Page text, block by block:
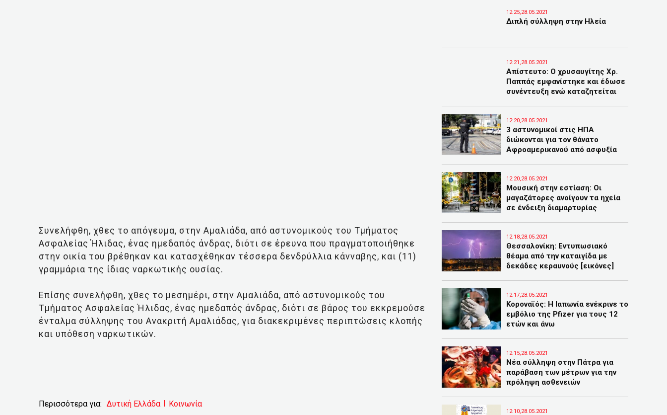
Συνελήφθη, χθες το απόγευμα, στην Αμαλιάδα, από αστυνομικούς του Τμήματος
Ασφαλείας Ήλιδας, ένας ημεδαπός άνδρας, διότι σε έρευνα που πραγματοποιήθηκε
στην οικία του βρέθηκαν και κατασχέθηκαν τέσσερα δενδρύλλια κάνναβης, και (11)
γραμμάρια της ίδιας ναρκωτικής ουσίας.
Επίσης συνελήφθη, χθες το μεσημέρι, στην Αμαλιάδα, από αστυνομικούς του
Τμήματος Ασφαλείας Ήλιδας, ένας ημεδαπός άνδρας, διότι σε βάρος του εκκρεμούσε
ένταλμα σύλληψης του Ανακριτή Αμαλιάδας, για διακεκριμένες περιπτώσεις κλοπής
και υπόθεση ναρκωτικών.
Περισσότερα για: Δυτική Ελλάδα Κοινωνία
12:25,28.05.2021
Διπλή σύλληψη στην Ηλεία
12:21,28.05.2021
Απίστευτο: Ο χρυσαυγίτης Χρ.
Παππάς εμφανίστηκε και έδωσε
συνέντευξη ενώ καταζητείται
12:20,28.05.2021
3 αστυνομικοί στις ΗΠΑ
διώκονται για τον θάνατο
Αφροαμερικανού από ασφυξία
12:20,28.05.2021
Μουσική στην εστίαση: Οι
μαγαζάτορες ανοίγουν τα ηχεία
σε ένδειξη διαμαρτυρίας
12:18,28.05.2021
Θεσσαλονίκη: Εντυπωσιακό
θέαμα από την καταιγίδα με
δεκάδες κεραυνούς [εικόνες]
12:17,28.05.2021
Κοροναϊός: Η Ιαπωνία ενέκρινε το
εμβόλιο της Pfizer για τους 12
ετών και άνω
12:15,28.05.2021
Νέα σύλληψη στην Πάτρα για
παράβαση των μέτρων για την
πρόληψη ασθενειών
12:10,28.05.2021